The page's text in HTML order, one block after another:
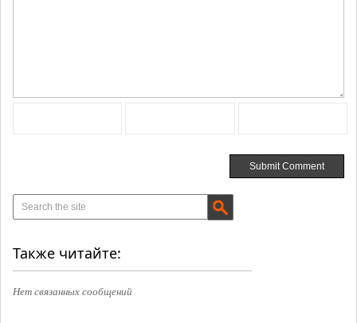
Также читайте:
Нет связанных сообщений